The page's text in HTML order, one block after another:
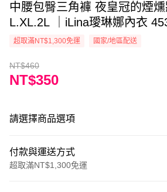
中腰包臀三角褲 夜皇冠的煙
L.XL.2L ｜iLina璦琳娜內衣
超取滿NT$1,300免運 國家/地區配送
NT$460
NT$350
請選擇商品選項
付款與運送方式
超取滿NT$1,300免運